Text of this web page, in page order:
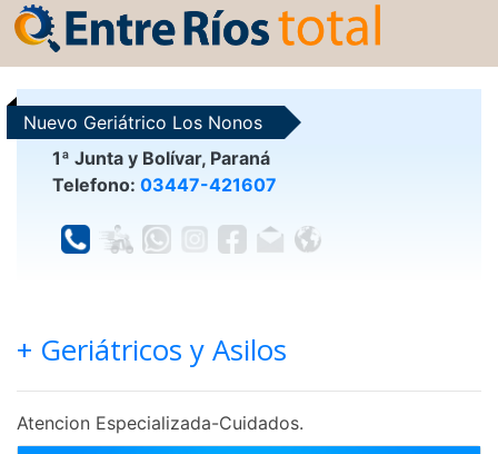
Nuevo Geriátrico Los Nonos
1ª Junta y Bolívar, Paraná
Telefono: 03447-421607
+ Geriátricos y Asilos
Atencion Especializada-Cuidados.